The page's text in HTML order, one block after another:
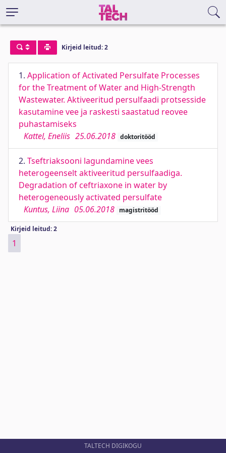
Kirjeid leitud: 2
1. Application of Activated Persulfate Processes
for the Treatment of Water and High-Strength
Wastewater. Aktiveeritud persulfaadi protsesside
kasutamine vee ja raskesti saastatud reovee
puhastamiseks
Kattel, Eneliis 25.06.2018 doktoritööd
2. Tseftriaksooni lagundamine vees
heterogeenselt aktiveeritud persulfaadiga.
Degradation of ceftriaxone in water by
heterogeneously activated persulfate
Kuntus, Liina 05.06.2018 magistritööd
Kirjeid leitud: 2
1
TALTECH DIGIKOGU